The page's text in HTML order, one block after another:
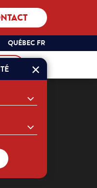
SÉLECTIONNEZ
VOTRE
PROVINCE
ET
LANGUE
QUÉBEC
FRANÇAIS
QUÉBEC FR
Commander